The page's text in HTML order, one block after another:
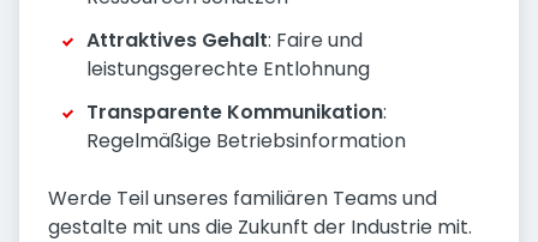
Attraktives Gehalt: Faire und
leistungsgerechte Entlohnung
Transparente Kommunikation:
Regelmäßige Betriebsinformation
Werde Teil unseres familiären Teams und
gestalte mit uns die Zukunft der Industrie mit.